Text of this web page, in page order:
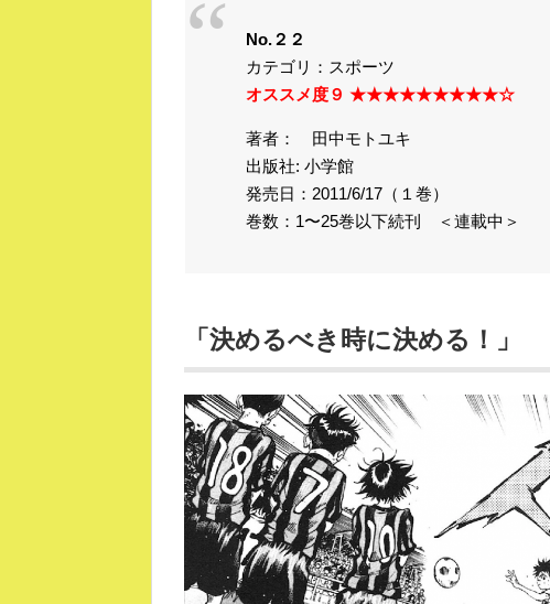
No.２２
カテゴリ：スポーツ
オススメ度９ ★★★★★★★★★☆
著者： 田中モトユキ
出版社: 小学館
発売日：2011/6/17（１巻）
巻数：1〜25巻以下続刊 ＜連載中＞
「決めるべき時に決める！」